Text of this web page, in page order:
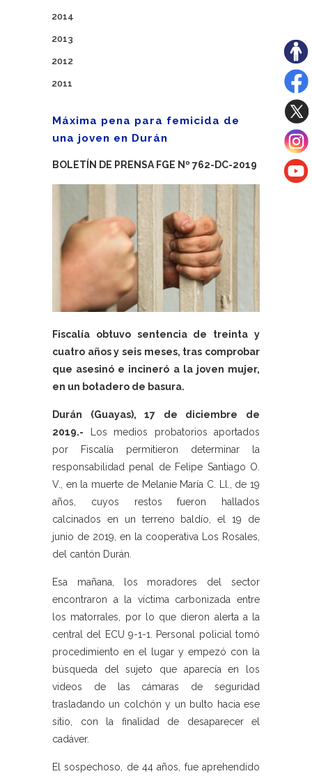
2014
2013
2012
2011
Máxima pena para femicida de
una joven en Durán
BOLETÍN DE PRENSA FGE Nº 762-DC-2019
Fiscalía obtuvo sentencia de treinta y
cuatro años y seis meses, tras comprobar
que asesinó e incineró a la joven mujer,
en un botadero de basura.
Durán (Guayas), 17 de diciembre de
2019.- Los medios probatorios aportados
por Fiscalía permitieron determinar la
responsabilidad penal de Felipe Santiago O.
V., en la muerte de Melanie María C. Ll., de 19
años, cuyos restos fueron hallados
calcinados en un terreno baldío, el 19 de
junio de 2019, en la cooperativa Los Rosales,
del cantón Durán.
Esa mañana, los moradores del sector
encontraron a la víctima carbonizada entre
los matorrales, por lo que dieron alerta a la
central del ECU 9-1-1. Personal policial tomó
procedimiento en el lugar y empezó con la
búsqueda del sujeto que aparecía en los
videos de las cámaras de seguridad
trasladando un colchón y un bulto hacia ese
sitio, con la finalidad de desaparecer el
cadáver.
El sospechoso, de 44 años, fue aprehendido